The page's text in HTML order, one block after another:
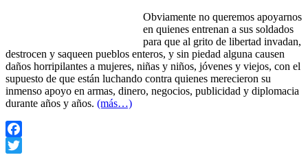
Obviamente no queremos apoyarnos
en quienes entrenan a sus soldados
para que al grito de libertad invadan,
destrocen y saqueen pueblos enteros, y sin piedad alguna causen
daños horripilantes a mujeres, niñas y niños, jóvenes y viejos, con el
supuesto de que están luchando contra quienes merecieron su
inmenso apoyo en armas, dinero, negocios, publicidad y diplomacia
durante años y años. (más…)
Facebook